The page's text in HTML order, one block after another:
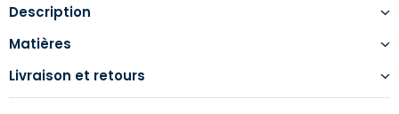
Description
Matières
Livraison et retours